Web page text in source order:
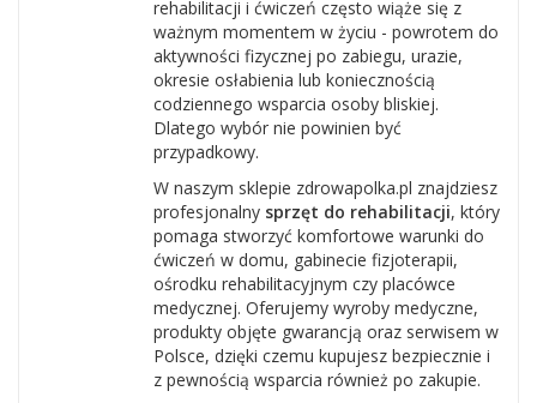
rehabilitacji i ćwiczeń często wiąże się z
ważnym momentem w życiu - powrotem do
aktywności fizycznej po zabiegu, urazie,
okresie osłabienia lub koniecznością
codziennego wsparcia osoby bliskiej.
Dlatego wybór nie powinien być
przypadkowy.
W naszym sklepie zdrowapolka.pl znajdziesz
profesjonalny sprzęt do rehabilitacji, który
pomaga stworzyć komfortowe warunki do
ćwiczeń w domu, gabinecie fizjoterapii,
ośrodku rehabilitacyjnym czy placówce
medycznej. Oferujemy wyroby medyczne,
produkty objęte gwarancją oraz serwisem w
Polsce, dzięki czemu kupujesz bezpiecznie i
z pewnością wsparcia również po zakupie.